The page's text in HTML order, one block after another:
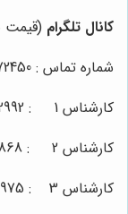
کانال تلگرام (قیمت
شماره تماس :
کارشناس 1 :
کارشناس 2 :
کارشناس 3 :